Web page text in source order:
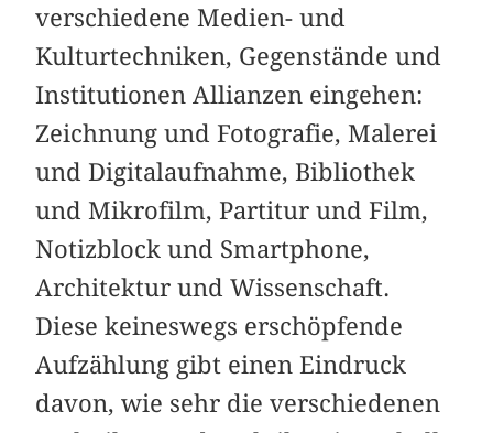
verschiedene Medien- und
Kulturtechniken, Gegenstände und
Institutionen Allianzen eingehen:
Zeichnung und Fotografie, Malerei
und Digitalaufnahme, Bibliothek
und Mikrofilm, Partitur und Film,
Notizblock und Smartphone,
Architektur und Wissenschaft.
Diese keineswegs erschöpfende
Aufzählung gibt einen Eindruck
davon, wie sehr die verschiedenen